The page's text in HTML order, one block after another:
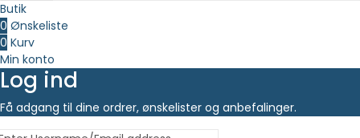
Butik
0 Ønskeliste
0 Kurv
Min konto
Log ind
Få adgang til dine ordrer, ønskelister og anbefalinger.